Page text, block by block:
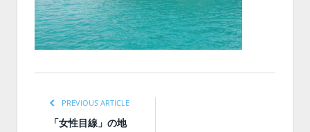
PREVIOUS ARTICLE
「女性目線」の地